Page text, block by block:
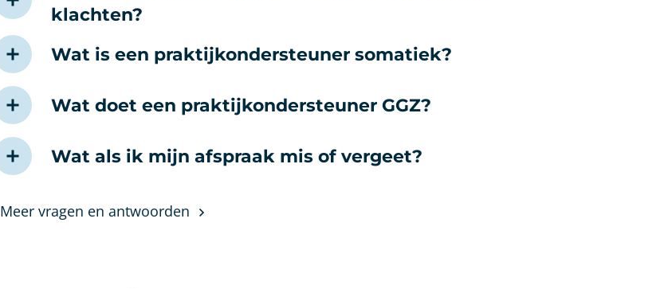
klachten?
Wat is een praktijkondersteuner somatiek?
Wat doet een praktijkondersteuner GGZ?
Wat als ik mijn afspraak mis of vergeet?
Meer vragen en antwoorden